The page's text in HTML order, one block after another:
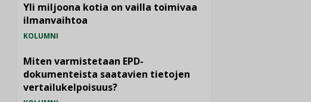
Yli miljoona kotia on vailla toimivaa
ilmanvaihtoa
KOLUMNI
Miten varmistetaan EPD-
dokumenteista saatavien tietojen
vertailukelpoisuus?